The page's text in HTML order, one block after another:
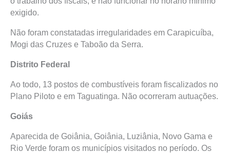
exigido.
Não foram constatadas irregularidades em Carapicuíba,
Mogi das Cruzes e Taboão da Serra.
Distrito Federal
Ao todo, 13 postos de combustíveis foram fiscalizados no
Plano Piloto e em Taguatinga. Não ocorreram autuações.
Goiás
Aparecida de Goiânia, Goiânia, Luziânia, Novo Gama e
Rio Verde foram os municípios visitados no período. Os